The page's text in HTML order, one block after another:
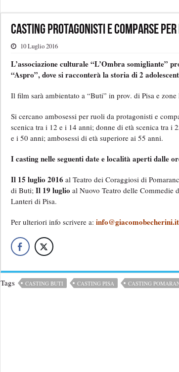
Casting protagonisti e comparse
10 Luglio 2016
L’associazione culturale “L’Ombra somigliante”
“Aspro”, dove si racconterà la storia di 2
Il film sarà ambientato a “Buti” in prov. di Pisa e
Si cercano ambosessi per ruoli da protagonisti e
scenica tra i 12 e i 14 anni; donne di età scenica tra i
e i 50 anni; ambosessi di età superiore ai 55 anni.
I casting nelle seguenti date e località aperti dalle
Il 15 luglio 2016 al Teatro dei Coraggiosi di
di Buti; Il 19 luglio al Nuovo Teatro delle Commedie
Lanteri di Pisa.
Per ulteriori info scrivere a: info@giacomobecherini.it
Tags CASTING BUTI CASTING PISA CASTING